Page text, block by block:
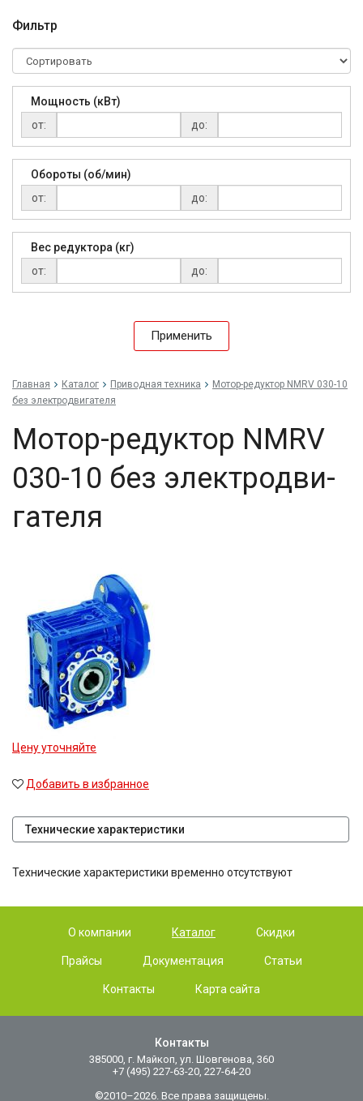
Фильтр
Мощность (кВт)
от:
до:
Обороты (об/мин)
от:
до:
Вес редуктора (кг)
от:
до:
Применить
Главная Каталог Приводная техника
Мо­тор-ре­дук­тор NMRV 030-10
без элек­трод­ви­гате­ля
Мо­тор-ре­дук­тор NMRV
030-10 без элек­трод­ви­
гате­ля
Цену уточняйте
Добавить в избранное
Технические характеристики
Технические характеристики временно отсутствуют
О компании Каталог Скидки
Прайсы Документация Статьи
Контакты Карта сайта
Контакты
385000, г. Майкоп, ул. Шовгенова, 360
+7 (495) 227-63-20, 227-64-20
©2010–2026. Все права защищены.